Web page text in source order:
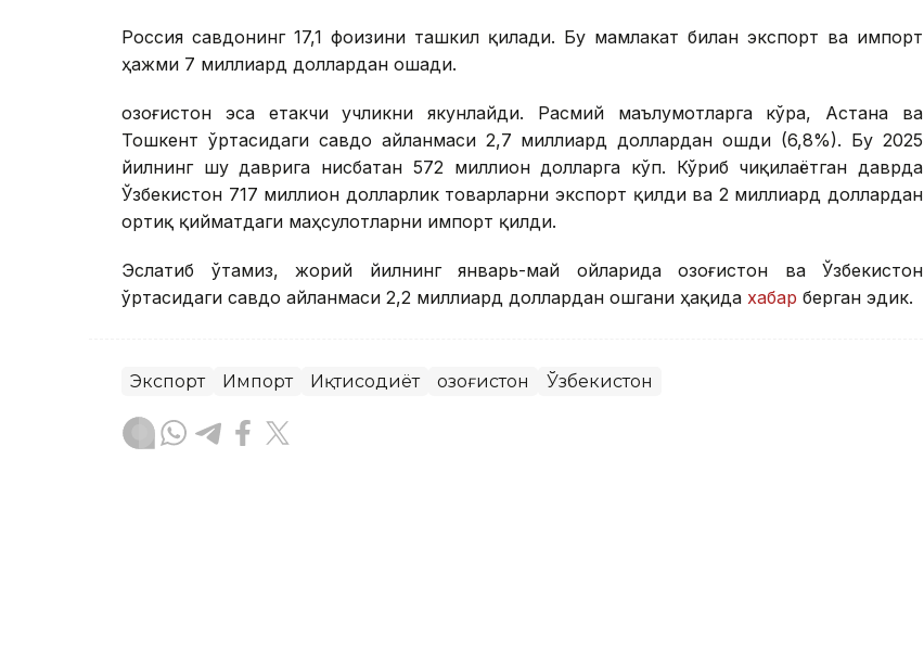
Россия савдонинг 17,1 фоизини ташкил қилади. Бу мамлакат билан экспорт ва импорт
ҳажми 7 миллиард доллардан ошади.
Қозоғистон эса етакчи учликни якунлайди. Расмий маълумотларга кўра, Астана ва
Тошкент ўртасидаги савдо айланмаси 2,7 миллиард доллардан ошди (6,8%). Бу 2025
йилнинг шу даврига нисбатан 572 миллион долларга кўп. Кўриб чиқилаётган даврда
Ўзбекистон 717 миллион долларлик товарларни экспорт қилди ва 2 миллиард доллардан
ортиқ қийматдаги маҳсулотларни импорт қилди.
Эслатиб ўтамиз, жорий йилнинг январь-май ойларида Қозоғистон ва Ўзбекистон
ўртасидаги савдо айланмаси 2,2 миллиард доллардан ошгани ҳақида хабар берган эдик.
Экспорт Импорт Иқтисодиёт Қозоғистон Ўзбекистон